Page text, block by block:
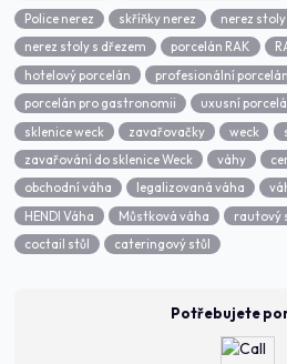
Police nerez
skříňky nerez
nerez
nerez stoly s dřezem
porcelán RAK
hotelový porcelán
profesionální porcelán
porcelán pro gastronomii
uxusní
sklenice weck
zavařovačky weck
zavařování do sklenice Weck
váhy
obchodní váha
legalizovaná váha
HENDI Váha
Můstková váha rautový
coctail stůl
cateringový stůl
Potřebujete